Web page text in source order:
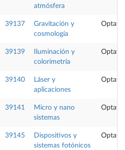
atmósfera
39137
Gravitación y
cosmología
39139
Iluminación y
colorimetría
39140
Láser y
aplicaciones
39141
Micro y nano
sistemas
39145
Dispositivos y
sistemas fotónicos